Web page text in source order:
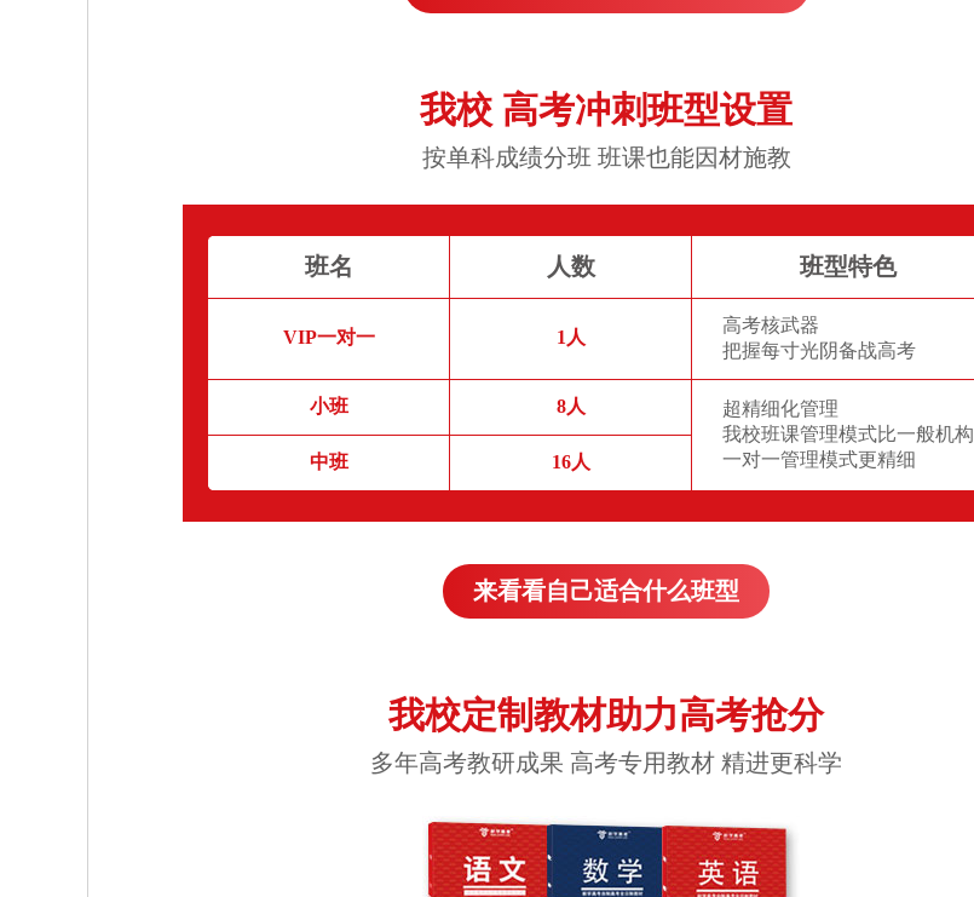
我校 高考冲刺班型设置
按单科成绩分班 班课也能因材施教
班名 人数 班型特色
VIP一对一 1人
高考核武器
把握每寸光阴备战高考
小班 8人
超精细化管理
我校班课管理模式比一般机构
一对一管理模式更精细
中班 16人
来看看自己适合什么班型
我校定制教材助力高考抢分
多年高考教研成果 高考专用教材 精进更科学